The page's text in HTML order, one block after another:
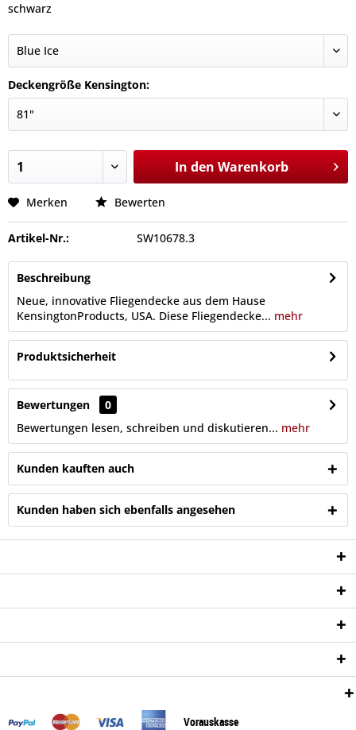
schwarz
Deckengröße Kensington:
In den Warenkorb
Merken Bewerten
Artikel-Nr.: SW10678.3
Beschreibung
Neue, innovative Fliegendecke aus dem Hause
KensingtonProducts, USA. Diese Fliegendecke... mehr
Produktsicherheit
Bewertungen
0
Bewertungen lesen, schreiben und diskutieren... mehr
Kunden kauften auch
Kunden haben sich ebenfalls angesehen
Vorauskasse